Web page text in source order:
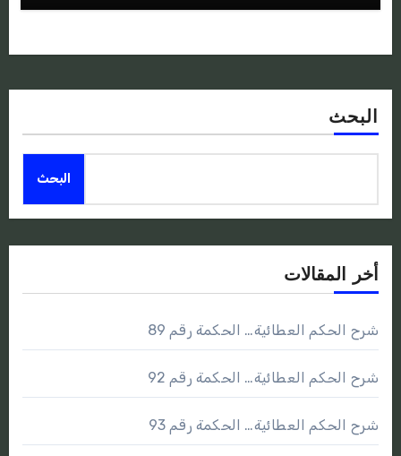
البحث
البحث
أخر المقالات
شرح الحكم العطائية… الحكمة رقم 89
شرح الحكم العطائية… الحكمة رقم 92
شرح الحكم العطائية… الحكمة رقم 93